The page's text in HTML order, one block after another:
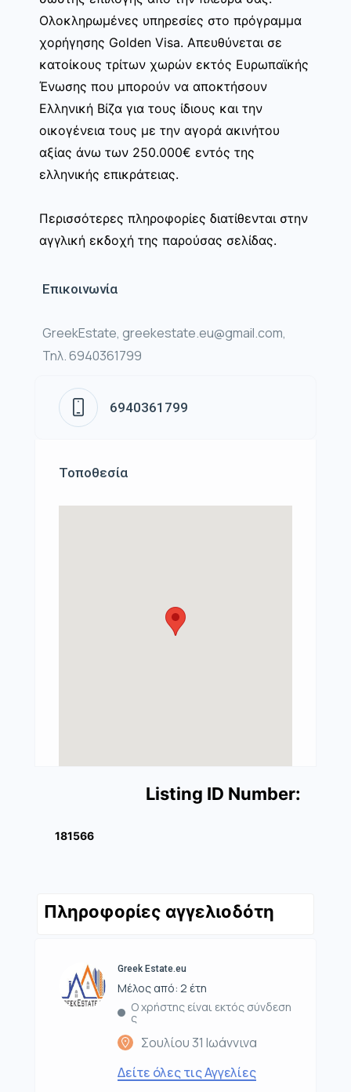
Ολοκληρωμένες υπηρεσίες στο πρόγραμμα
χορήγησης Golden Visa. Απευθύνεται σε
κατοίκους τρίτων χωρών εκτός Ευρωπαϊκής
Ένωσης που μπορούν να αποκτήσουν
Ελληνική Βίζα για τους ίδιους και την
οικογένεια τους με την αγορά ακινήτου
αξίας άνω των 250.000€ εντός της
ελληνικής επικράτειας.
Περισσότερες πληροφορίες διατίθενται στην
αγγλική εκδοχή της παρούσας σελίδας.
Επικοινωνία
GreekEstate, greekestate.eu@gmail.com,
Τηλ. 6940361799
6940361799
Τοποθεσία
Listing ID Number:
181566
Πληροφορίες αγγελιοδότη
Greek Estate.eu
Μέλος από: 2 έτη
Ο χρήστης είναι εκτός σύνδεση
ς
Σουλίου 31 Ιωάννινα
Δείτε όλες τις Αγγελίες